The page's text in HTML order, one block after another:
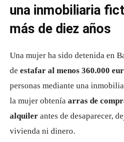
una inmobiliaria
más de diez años
Una mujer ha sido detenida en
de estafar al menos 360.000
personas mediante una
la mujer obtenía arras de
alquiler antes de desaparecer,
vivienda ni dinero.